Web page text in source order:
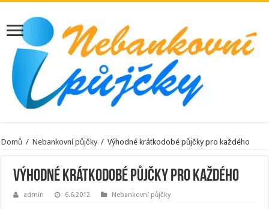
Domů / Nebankovní půjčky / Výhodné krátkodobé půjčky pro každého
Výhodné krátkodobé půjčky pro každého
admin 6.6.2012 Nebankovní půjčky